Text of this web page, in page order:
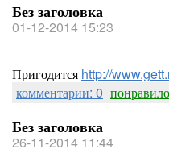
Без заголовка
01-12-2014 15:23
Пригодится http://
комментарии: 0
Без заголовка
26-11-2014 11:44